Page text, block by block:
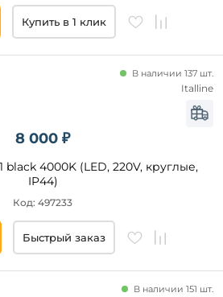
Купить в 1 клик
8 000 ₽
black 4000K (LED, 220V, круглые,
IP44)
В наличии 137 шт.
Код: 497233
Italline
Быстрый заказ
В наличии 151 шт.